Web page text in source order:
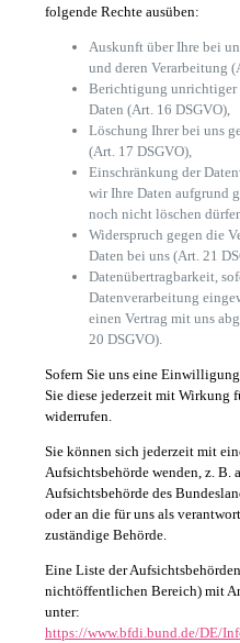
folgende Rechte ausüben:
Auskunft über Ihre bei
und deren Verarbeitung
Berichtigung unrichtiger
Daten (Art. 16 DSGVO),
Löschung Ihrer bei uns
(Art. 17 DSGVO),
Einschränkung der
wir Ihre Daten aufgrund
noch nicht löschen
Widerspruch gegen die
Daten bei uns (Art. 21
Datenübertragbarkeit,
Datenverarbeitung
einen Vertrag mit uns
20 DSGVO).
Sofern Sie uns eine
Sie diese jederzeit mit Wirkung
widerrufen.
Sie können sich jederzeit mit
Aufsichtsbehörde wenden, z. B.
Aufsichtsbehörde des
oder an die für uns als
zuständige Behörde.
Eine Liste der
nichtöffentlichen Bereich) mit
unter:
https://www.bfdi.bund.de/DE/